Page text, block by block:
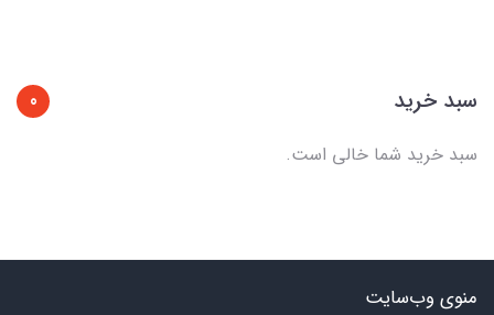
سبد خرید
0
سبد خرید شما خالی است.
منوی وب‌سایت